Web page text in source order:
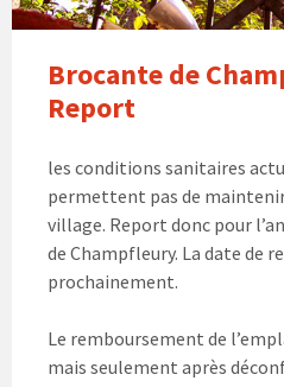
Brocante de
Report
les conditions sanitaires
permettent pas de
village. Report donc pour
de Champfleury. La date de
prochainement.
Le remboursement de
mais seulement après